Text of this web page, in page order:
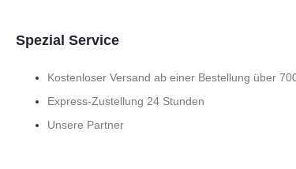
Spezial Service
Kostenloser Versand ab einer Bestellung über
Express-Zustellung 24 Stunden
Unsere Partner